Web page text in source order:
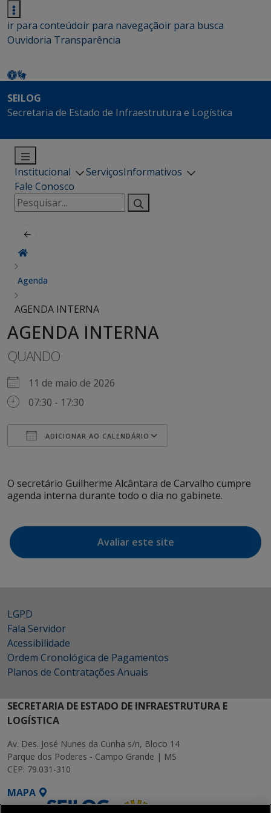
ir para conteúdoir para navegaçãoir para busca
Ouvidoria Transparência
SEILOG
Secretaria de Estado de Infraestrutura e Logística
Institucional ServiçosInformativos
Fale Conosco
Pesquisar
por:
Agenda
AGENDA INTERNA
AGENDA INTERNA
QUANDO
11 de maio de 2026
07:30 - 17:30
ADICIONAR AO CALENDÁRIO
O secretário Guilherme Alcântara de Carvalho cumpre
agenda interna durante todo o dia no gabinete.
Avaliar este site
LGPD
Fala Servidor
Acessibilidade
Ordem Cronológica de Pagamentos
Planos de Contratações Anuais
SECRETARIA DE ESTADO DE INFRAESTRUTURA E
LOGÍSTICA
Av. Des. José Nunes da Cunha s/n, Bloco 14
Parque dos Poderes - Campo Grande | MS
CEP: 79.031-310
MAPA